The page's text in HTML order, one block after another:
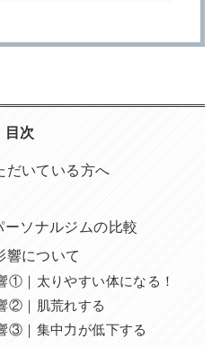
目次
だいている方へ
ソナルジムの比較
について
①｜太りやすい体になる！
②｜肌荒れする
③｜集中力が低下する